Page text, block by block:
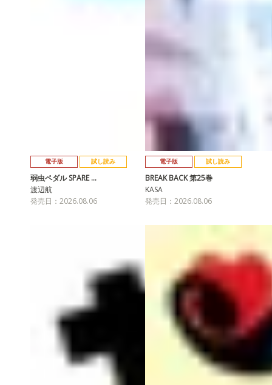
電子版 試し読み
弱虫ペダル SPARE …
渡辺航
発売日：2026.08.06
電子版 試し読み
BREAK BACK 第25巻
KASA
発売日：2026.08.06